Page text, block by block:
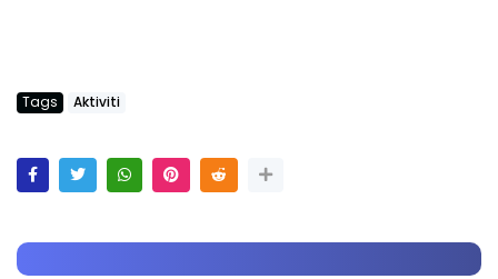
Tags Aktiviti